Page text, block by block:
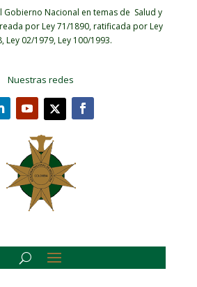
Nacional en temas de Salud y
por Ley 71/1890, ratificada por Ley
Ley 02/1979, Ley 100/1993.
Nuestras redes